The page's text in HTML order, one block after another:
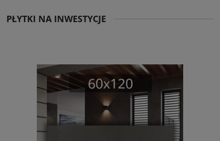
PŁYTKI NA INWESTYCJE